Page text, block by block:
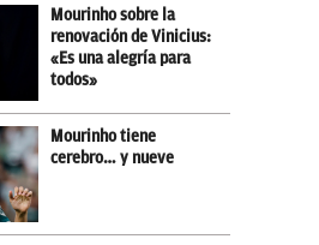
Mourinho sobre la
renovación de Vinicius:
«Es una alegría para
todos»
Mourinho tiene
cerebro… y nueve